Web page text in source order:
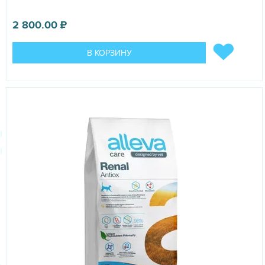
2 800.00₽
В КОРЗИНУ